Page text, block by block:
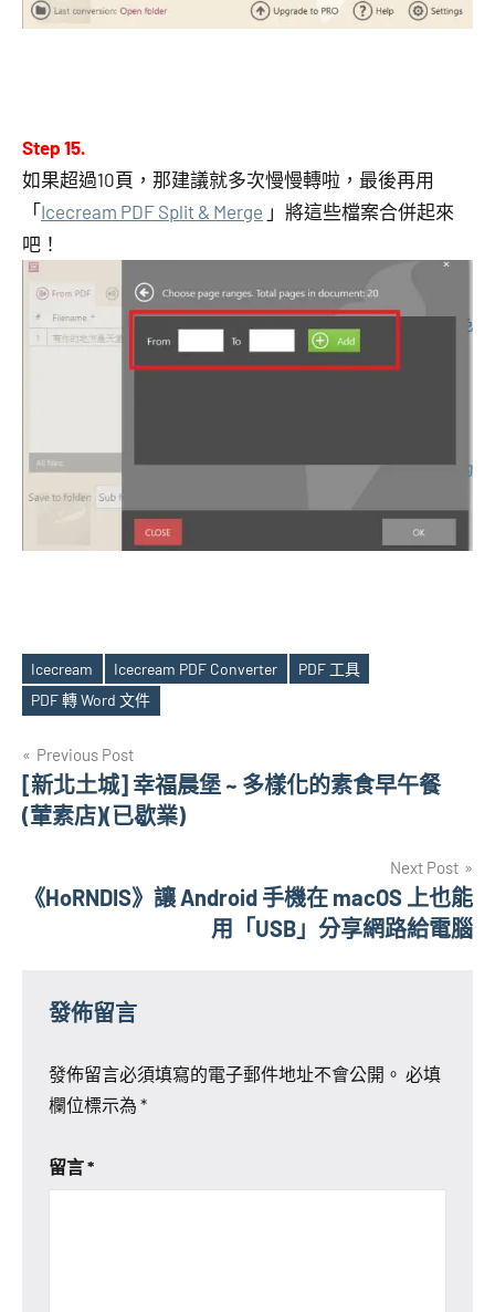
Step 15.
如果超過10頁，那建議就多次慢慢轉啦，最後再用
「Icecream PDF Split & Merge 」將這些檔案合併起來
吧！
Tags
Icecream Icecream PDF Converter
PDF 工具
PDF 轉 Word 文件
文
章
覽
Previous Post
[新北土城] 幸福晨堡 ~ 多樣化的素食早午餐
(葷素店)(已歇業)
Next Post
《HoRNDIS》讓 Android 手機在 macOS 上也能
用「USB」分享網路給電腦
發佈留言
發佈留言必須填寫的電子郵件地址不會公開。 必填
欄位標示為 *
留言*